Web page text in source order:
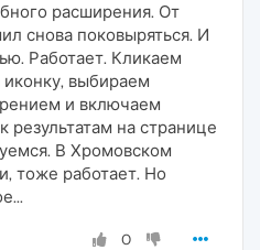
расширения. От
снова поковыряться. И
Работает. Кликаем
выбираем
и включаем
результатам на странице
В Хромовском
тоже работает. Но
0